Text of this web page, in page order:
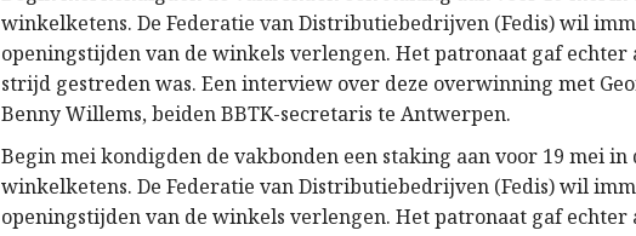
winkelketens. De Federatie van Distributiebedrijven (Fedis) wil
openingstijden van de winkels verlengen. Het patronaat gaf echter
strijd gestreden was. Een interview over deze overwinning met
Benny Willems, beiden BBTK-secretaris te Antwerpen.
Begin mei kondigden de vakbonden een staking aan voor 19 mei in
winkelketens. De Federatie van Distributiebedrijven (Fedis) wil
openingstijden van de winkels verlengen. Het patronaat gaf echter